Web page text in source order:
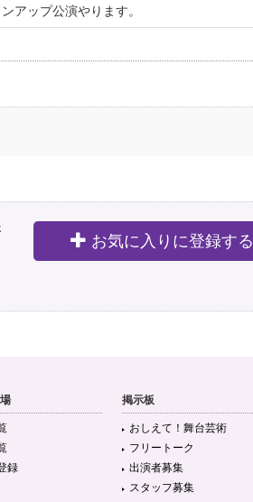
アップ公演やります。
お気に入りに登録する
録
掲示板
おしえて！舞台芸術
フリートーク
出演者募集
スタッフ募集